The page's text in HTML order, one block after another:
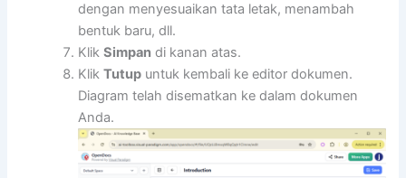
dengan menyesuaikan tata letak, menambah
bentuk baru, dll.
KlikSimpan di kanan atas.
KlikTutup untuk kembali ke editor dokumen.
Diagram telah disematkan ke dalam dokumen
Anda.